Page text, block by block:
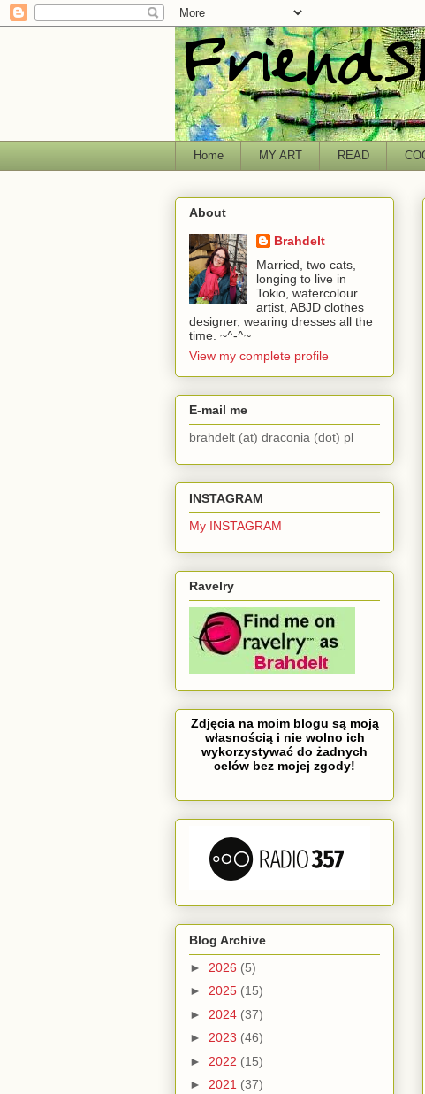
Home MY ART READ
About
Brahdelt
Married, two cats,
longing to live in
Tokio, watercolour
artist, ABJD clothes
designer, wearing dresses all the
time. ~^-^~
View my complete profile
E-mail me
brahdelt (at) draconia (dot) pl
INSTAGRAM
My INSTAGRAM
Ravelry
Zdjęcia na moim blogu są moją
własnością i nie wolno ich
wykorzystywać do żadnych
celów bez mojej zgody!
Blog Archive
► 2026 (5)
► 2025 (15)
► 2024 (37)
► 2023 (46)
► 2022 (15)
► 2021 (37)